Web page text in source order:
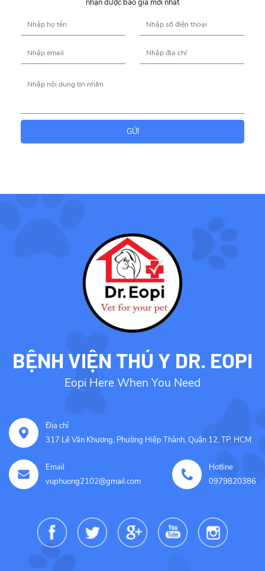
nhận được báo giá mới nhất
BỆNH VIỆN THÚ Y DR. EOPI
Eopi Here When You Need
Địa chỉ
317 Lê Văn Khương, Phường Hiệp Thành, Quận 12, TP. HCM
Email
vuphuong2102@gmail.com
Hotline
0979820386